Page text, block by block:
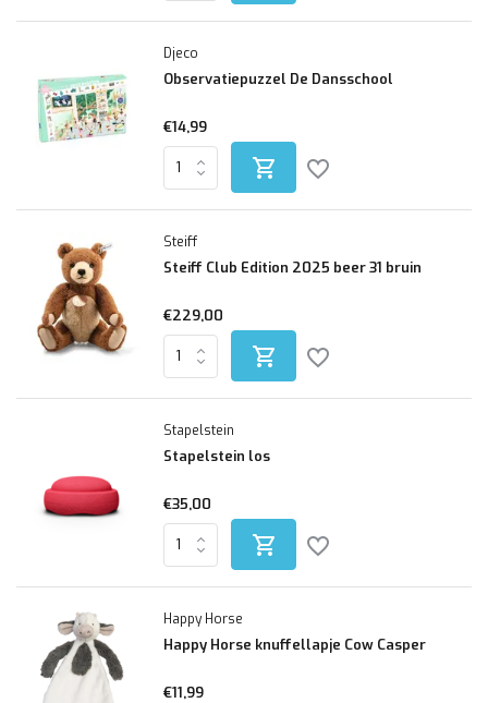
Djeco
Observatiepuzzel De Dansschool
€14,99
Steiff
Steiff Club Edition 2025 beer 31 bruin
€229,00
Stapelstein
Stapelstein los
€35,00
Happy Horse
Happy Horse knuffellapje Cow Casper
€11,99